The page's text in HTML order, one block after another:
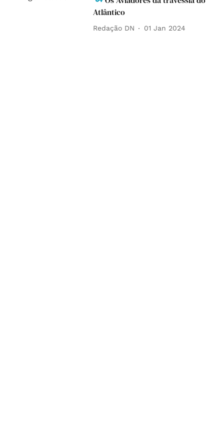
Atlântico
Redação DN 01 Jan 2024